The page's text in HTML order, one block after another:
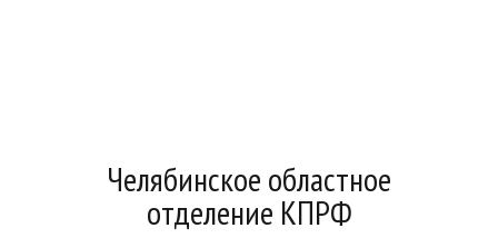
Челябинское областное
отделение КПРФ